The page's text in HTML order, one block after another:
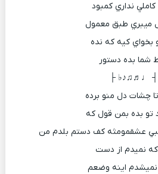
نداري كمبود
ميبري طبق معمول
بخواي كيه كه نده
شما بده دستور
┤ ♩♬♫♪♭ ├
چشات دل منو برده
تو بده بمن قول كه
عشقمومثه كف دستم بلدم من
كه نميدم از دست
اينه وضعم